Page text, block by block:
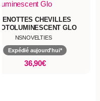
CHEVILLES
GLO
NSNOVELTIES
Expédié aujourd'hui*
36,90€